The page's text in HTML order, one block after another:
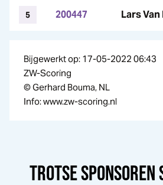
5 200447 Lars
Bijgewerkt op: 17-05-2022 06:43
ZW-Scoring
© Gerhard Bouma, NL
Info: www.zw-scoring.nl
TROTSE SPONSOREN